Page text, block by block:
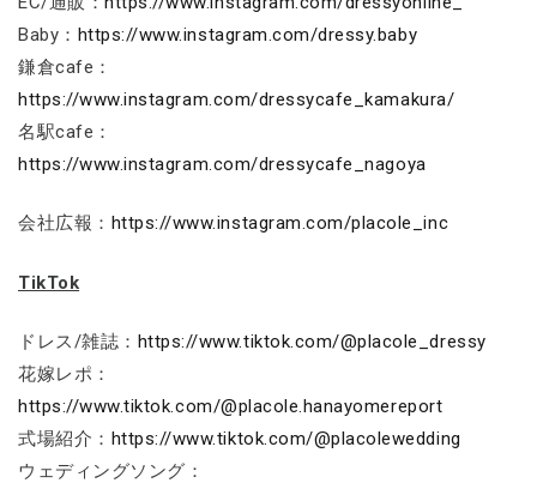
Baby： https://www.instagram.com/dressy.baby
鎌倉cafe：
https://www.instagram.com/dressycafe_kamakura/
名駅cafe：
https://www.instagram.com/dressycafe_nagoya
会社広報： https://www.instagram.com/placole_inc
TikTok
ドレス/雑誌： https://www.tiktok.com/@placole_dressy
花嫁レポ：
https://www.tiktok.com/@placole.hanayomereport
式場紹介： https://www.tiktok.com/@placolewedding
ウェディングソング：